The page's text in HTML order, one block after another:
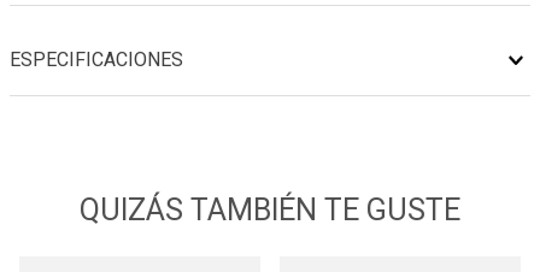
ESPECIFICACIONES
QUIZÁS TAMBIÉN TE GUSTE